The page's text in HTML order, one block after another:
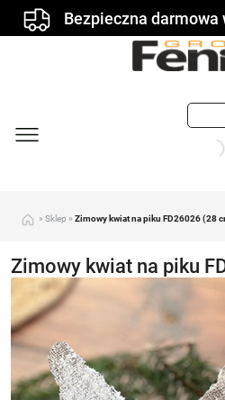
Bezpieczna darmowa
» Sklep » Zimowy kwiat na piku FD26026 (28
Zimowy kwiat na piku